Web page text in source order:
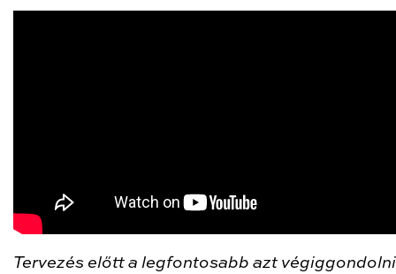
Tervezés előtt a legfontosabb azt